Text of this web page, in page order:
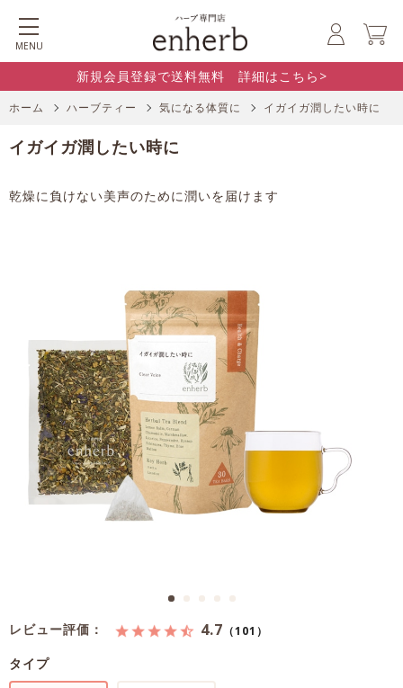
MENU
新規会員登録で送料無料 詳細はこちら>
ホーム ハーブティー 気になる体質に イガイガ潤したい時に
乾燥に負けない美声のために潤いを届けます
イガイガ潤したい時に
レビュー評価： 4.7 （101）
タイプ